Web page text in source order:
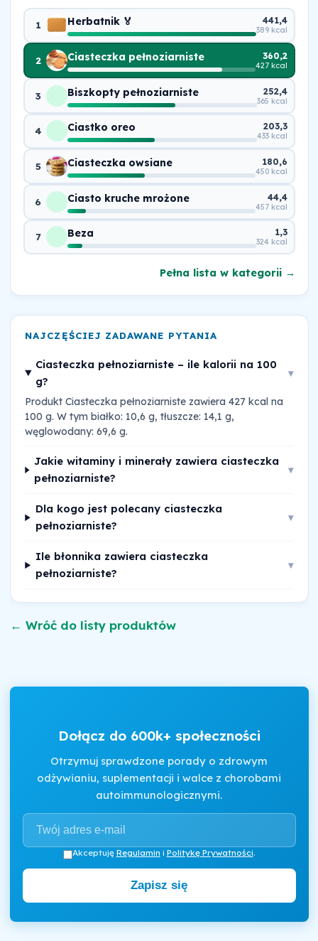
1 Herbatnik 🏅 441,4
389 kcal
2 Ciasteczka pełnoziarniste 360,2
427 kcal
3 Biszkopty pełnoziarniste 252,4
365 kcal
4 Ciastko oreo 203,3
433 kcal
5 Ciasteczka owsiane 180,6
450 kcal
6 Ciasto kruche mrożone 44,4
457 kcal
7 Beza 1,3
324 kcal
Pełna lista w kategorii →
NAJCZĘŚCIEJ ZADAWANE PYTANIA
Ciasteczka pełnoziarniste – ile kalorii na 100
g?
▾
Produkt Ciasteczka pełnoziarniste zawiera 427 kcal na
100 g. W tym białko: 10,6 g, tłuszcze: 14,1 g,
węglowodany: 69,6 g.
Jakie witaminy i minerały zawiera ciasteczka
pełnoziarniste?
▾
Dla kogo jest polecany ciasteczka
pełnoziarniste?
▾
Ile błonnika zawiera ciasteczka
pełnoziarniste?
▾
← Wróć do listy produktów
Dołącz do 600k+ społeczności
Otrzymuj sprawdzone porady o zdrowym
odżywianiu, suplementacji i walce z chorobami
autoimmunologicznymi.
Akceptuję Regulamin i Politykę Prywatności.
Zapisz się